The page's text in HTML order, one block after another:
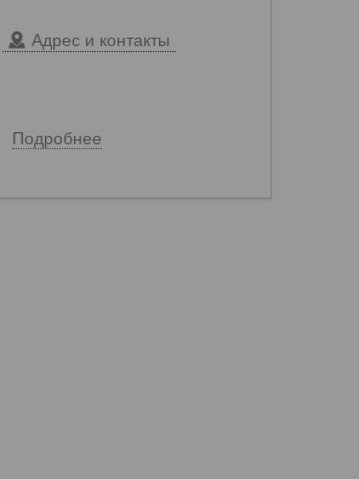
Адрес и контакты
Подробнее